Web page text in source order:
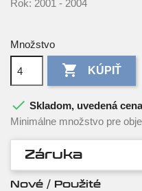
Rok: 2001 - 2004
Množstvo
 KÚPIŤ
 Skladom, uvedená
Minimálne množstvo pre
Záruka
Nové / Použité